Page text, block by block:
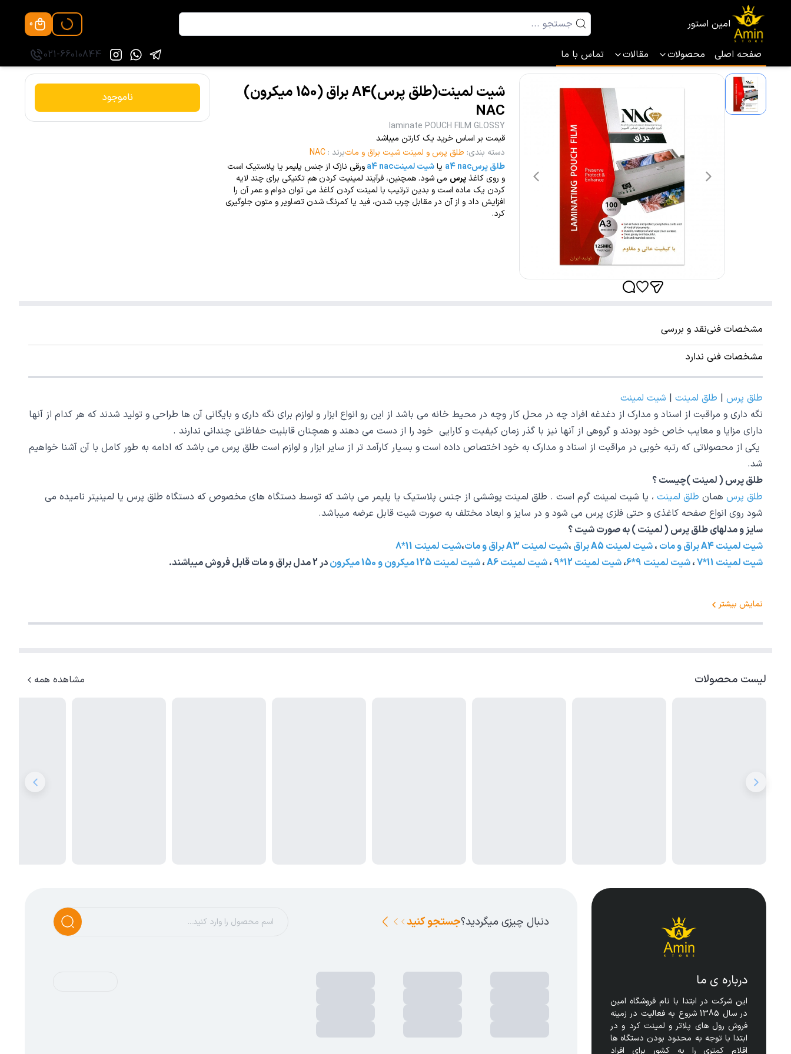
امین استور 0
صفحه اصلی محصولات مقالات تماس با ما 021-66010844
شیت لمینت(طلق پرس)A4 براق (150 میکرون)
NAC
laminate POUCH FILM GLOSSY
قیمت بر اساس خرید یک کارتن میباشد
دسته بندی: طلق پرس و لمینت شیت براق و ماتبرند :
NAC
طلق پرسa4 nac
یاشیت لمینتa4 nac
ورقی نازک از جنس پلیمر یا پلاستیک است
و روی کاغذپرس می شود. همچنین، فرآیند لمینیت کردن هم تکنیکی برای چند لایه
کردن یک ماده است و بدین ترتیب با لمینت کردن کاغذ می توان دوام و عمر آن را
افزایش داد و از آن در مقابل چرب شدن، فید یا کمرنگ شدن تصاویر و متون جلوگیری
کرد.
ناموجود
مشخصات فنینقد و بررسی
مشخصات فنی ندارد
طلق پرس | طلق لمینت | شیت لمینت
نگه داری و مراقبت از اسناد و مدارک از دغدغه افراد چه در محل کار وچه در محیط خانه می باشد از این رو انواع ابزار و لوازم برای نگه داری و بایگانی آن ها طراحی و تولید شدند که هر کدام از آنها
دارای مزایا و معایب خاص خود بودند و گروهی از آنها نیز با گذر زمان کیفیت و کارایی خود را از دست می دهند و همچنان قابلیت حفاظتی چندانی ندارند .
یکی از محصولاتی که رتبه خوبی در مراقبت از اسناد و مدارک به خود اختصاص داده است و بسیار کارآمد تر از سایر ابزار و لوازم است طلق پرس می باشد که ادامه به طور کامل با آن آشنا خواهیم
شد.
طلق پرس ( لمینت )چیست ؟
طلق پرس همان طلق لمینت ، یا شیت لمینت گرم است . طلق لمینت پوششی از جنس پلاستیک یا پلیمر می باشد که توسط دستگاه های مخصوص که دستگاه طلق پرس یا لمینیتر نامیده می
شود روی انواع صفحه کاغذی و حتی فلزی پرس می شود و در سایز و ابعاد مختلف به صورت شیت قابل عرضه میباشد.
سایز و مدلهای طلق پرس ( لمینت ) به صورت شیت ؟
شیت لمینت A4 براق و مات
،شیت لمینت A5 براق ،شیت لمینت A3 براق و مات ،شیت لمینت 11*8
شیت لمینت 11*7
،شیت لمینت 9*6 ،شیت لمینت 12*9 ،شیت لمینت A6 ،شیت لمینت 125 میکرون و 150 میکرون در 2 مدل براق و مات قابل فروش میباشند.
نمایش بیشتر
لیست محصولات مشاهده همه
درباره ی ما
دنبال چیزی میگردید؟جستجو کنید